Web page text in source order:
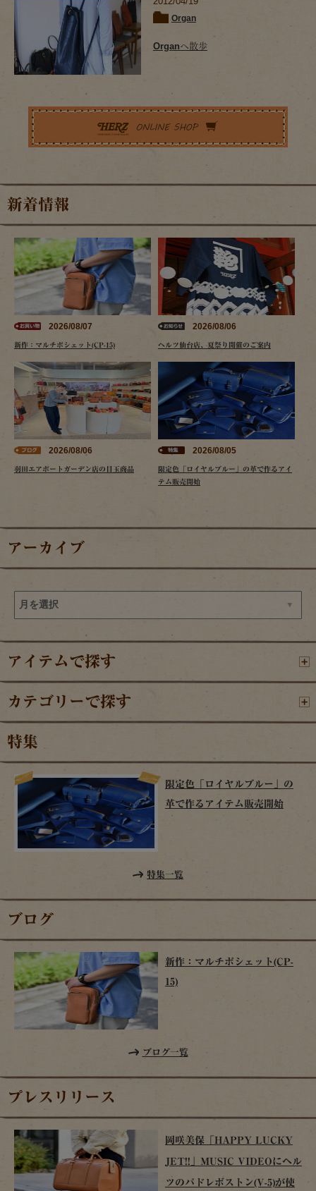
Organ
Organへ散歩
新着情報
2026/08/07
新作：マルチポシェット(CP-15)
2026/08/06
ヘルツ仙台店、夏祭り開催のご案内
2026/08/06
羽田エアポートガーデン店の目玉商品
2026/08/05
限定色「ロイヤルブルー」の革で作るアイ
テム販売開始
アーカイブ
アイテムで探す
カテゴリーで探す
特集
限定色「ロイヤルブルー」の
革で作るアイテム販売開始
特集一覧
ブログ
新作：マルチポシェット(CP-
15)
ブログ一覧
プレスリリース
岡咲美保「HAPPY LUCKY
JET!!」MUSIC VIDEOにヘル
ツのパドレボストン(V-5)が使